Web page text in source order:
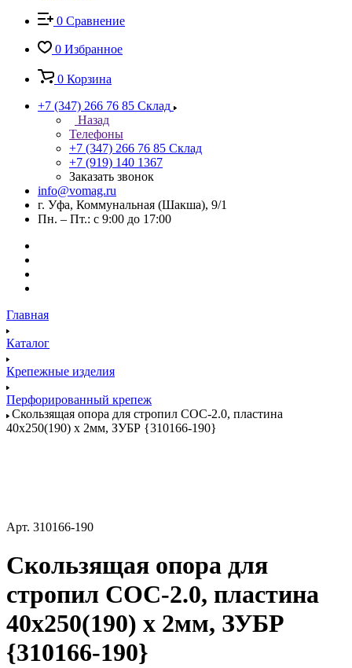
0 Сравнение
0 Избранное
0 Корзина
+7 (347) 266 76 85 Склад
Назад
Телефоны
+7 (347) 266 76 85 Склад
+7 (919) 140 1367
Заказать звонок
info@vomag.ru
г. Уфа, Коммунальная (Шакша), 9/1
Пн. – Пт.: с 9:00 до 17:00
Главная
Каталог
Крепежные изделия
Перфорированный крепеж
Скользящая опора для стропил СОС-2.0, пластина
40x250(190) x 2мм, ЗУБР {310166-190}
Арт. 310166-190
Скользящая опора для
стропил СОС-2.0, пластина
40x250(190) x 2мм, ЗУБР
{310166-190}